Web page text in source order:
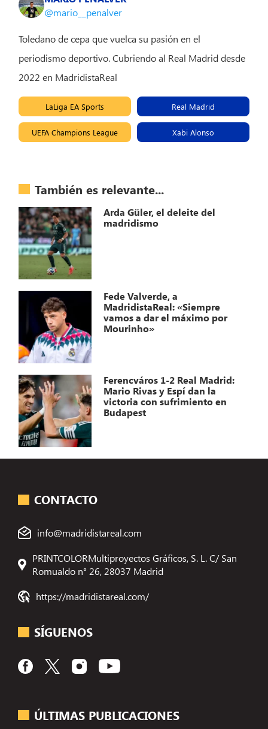
@mario__penalver
Toledano de cepa que vuelca su pasión en el
periodismo deportivo. Cubriendo al Real Madrid desde
2022 en MadridistaReal
LaLiga EA Sports Real Madrid
UEFA Champions League Xabi Alonso
También es relevante...
Arda Güler, el deleite del
madridismo
Fede Valverde, a
MadridistaReal: «Siempre
vamos a dar el máximo por
Mourinho»
Ferencváros 1-2 Real Madrid:
Mario Rivas y Espí dan la
victoria con sufrimiento en
Budapest
ÚLTIMAS PUBLICACIONES
CONTACTO
info@madridistareal.com
PRINTCOLORMultiproyectos Gráficos, S. L. C/ San
Romualdo n° 26, 28037 Madrid
https://madridistareal.com/
SÍGUENOS